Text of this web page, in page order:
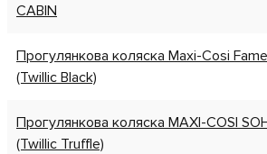
CABIN
Прогулянкова коляска Maxi-Cosi Fame
(Twillic Black)
Прогулянкова коляска MAXI-COSI
(Twillic Truffle)